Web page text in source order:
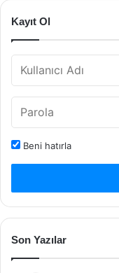
Kayıt Ol
Beni hatırla
Son Yazılar